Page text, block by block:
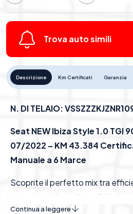
Trova auto simili
Descrizione Km Certificati Garanzia
N. DI TELAIO:
Seat NEW Ibiza Style 1.0 TGI
07/2022 – KM 43.384
Manuale a 6 Marce
Scoprite il perfetto mix tra
Seat Ibiza TGI
ideale per chi cerca bassi
Continua a leggere